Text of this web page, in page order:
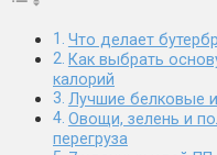
Что делает
Как выбрать
калорий
Лучшие белковые
Овощи, зелень и
перегруза